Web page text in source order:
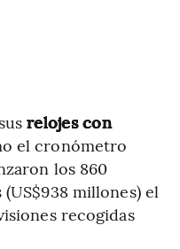
relojes con
el cronómetro
los 860
millones) el
recogidas